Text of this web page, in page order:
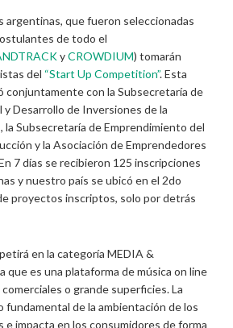
argentinas, que fueron seleccionadas
de todo el
yCROWDIUM) tomarán
del “Start Up Competition”. Esta
conjuntamente con la Subsecretaría de
y Desarrollo de Inversiones de la
la Subsecretaría de Emprendimiento del
y la Asociación de Emprendedores
7 días se recibieron 125 inscripciones
y nuestro país se ubicó en el 2do
proyectos inscriptos, solo por detrás
en la categoría MEDIA &
que es una plataforma de música on line
o grande superficies. La
fundamental de la ambientación de los
e impacta en los consumidores de forma